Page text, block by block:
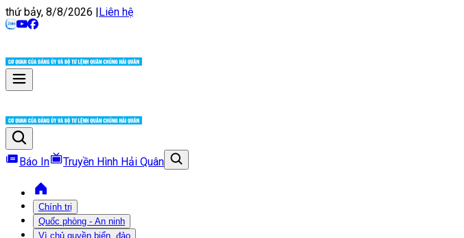
thứ bảy, 8/8/2026 |Liên hệ
Báo In Truyền Hình Hải Quân
Chính trị
Quốc phòng - An ninh
Vì chủ quyền biển, đảo